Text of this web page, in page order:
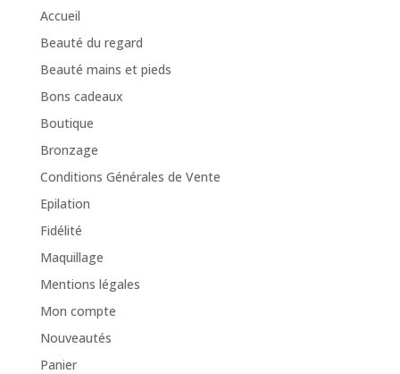
Accueil
Beauté du regard
Beauté mains et pieds
Bons cadeaux
Boutique
Bronzage
Conditions Générales de Vente
Epilation
Fidélité
Maquillage
Mentions légales
Mon compte
Nouveautés
Panier